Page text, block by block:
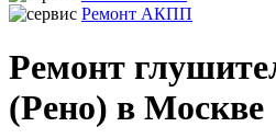
Ремонт АКПП
Ремонт
(Рено) в Москве